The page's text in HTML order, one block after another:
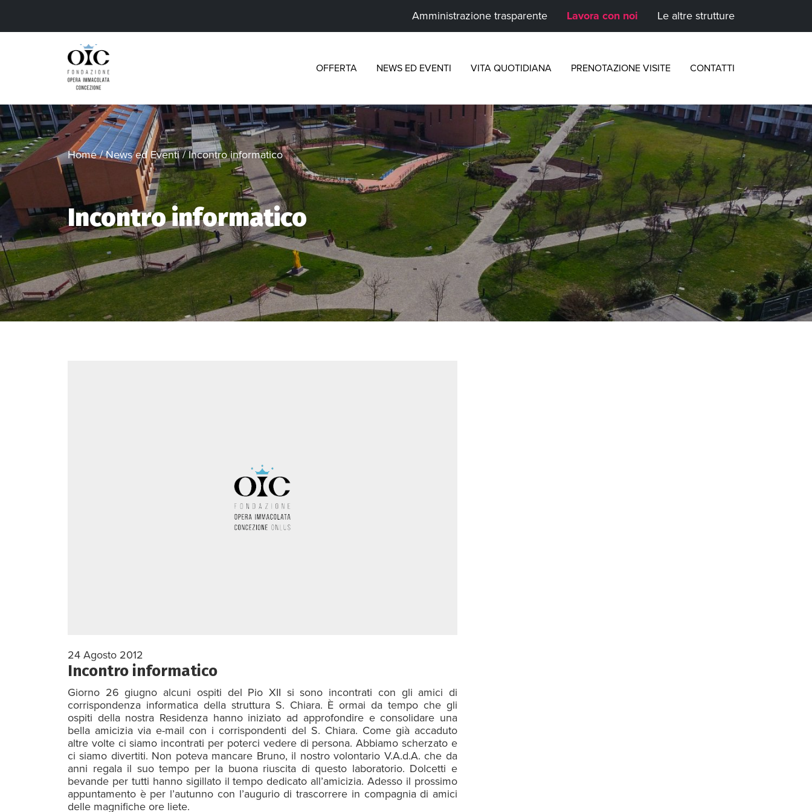
Amministrazione trasparente Lavora con noi Le altre strutture
OFFERTA NEWS ED EVENTI VITA QUOTIDIANA PRENOTAZIONE VISITE CONTATTI
Home/News ed Eventi/Incontro informatico
Incontro informatico
24 Agosto 2012
Incontro informatico
Giorno 26 giugno alcuni ospiti del Pio XII si sono incontrati con gli amici di
corrispondenza informatica della struttura S. Chiara. È ormai da tempo che gli
ospiti della nostra Residenza hanno iniziato ad approfondire e consolidare una
bella amicizia via e-mail con i corrispondenti del S. Chiara. Come già accaduto
altre volte ci siamo incontrati per poterci vedere di persona. Abbiamo scherzato e
ci siamo divertiti. Non poteva mancare Bruno, il nostro volontario V.A.d.A. che da
anni regala il suo tempo per la buona riuscita di questo laboratorio. Dolcetti e
bevande per tutti hanno sigillato il tempo dedicato all’amicizia. Adesso il prossimo
appuntamento è per l’autunno con l’augurio di trascorrere in compagnia di amici
delle magnifiche ore liete.